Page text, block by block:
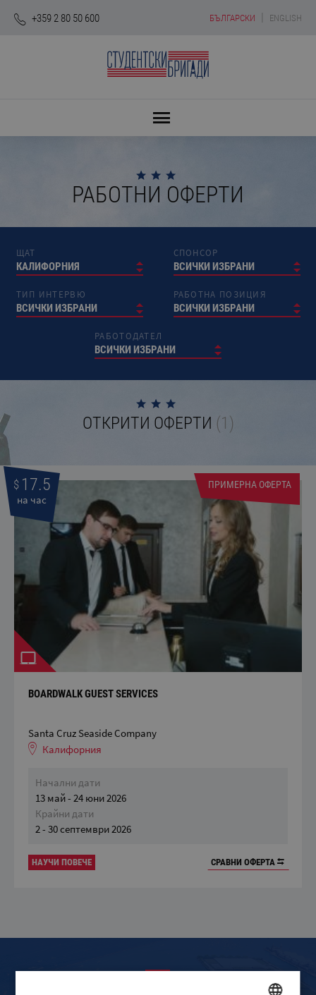
+359 2 80 50 600 БЪЛГАРСКИ ENGLISH
РАБОТНИ ОФЕРТИ
ЩАТ
КАЛИФОРНИЯ
СПОНСОР
ВСИЧКИ ИЗБРАНИ
ТИП ИНТЕРВЮ
ВСИЧКИ ИЗБРАНИ
РАБОТНА ПОЗИЦИЯ
ВСИЧКИ ИЗБРАНИ
РАБОТОДАТЕЛ
ВСИЧКИ ИЗБРАНИ
ОТКРИТИ ОФЕРТИ (1)
$ 17.5
на час
ПРИМЕРНА ОФЕРТА
BOARDWALK GUEST SERVICES
Santa Cruz Seaside Company
Калифорния
Начални дати
13 май - 24 юни 2026
Крайни дати
2 - 30 септември 2026
НАУЧИ ПОВЕЧЕ СРАВНИ ОФЕРТА